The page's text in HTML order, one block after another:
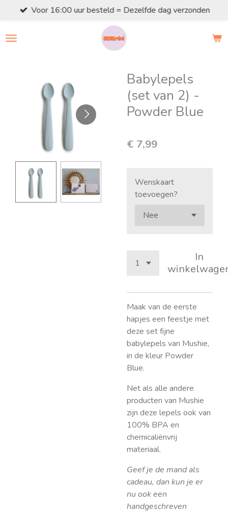
naar
Voor 16:00 uur besteld = Dezelfde dag verzonden
Babylepels
(set van 2) -
Powder Blue
€ 7,99
Wenskaart
toevoegen?
In
Maak van de eerste
hapjes een feestje met
deze set fijne
babylepels van Mushie,
in de kleur Powder
Blue.
Net als alle andere
producten van Mushie
zijn deze lepels ook van
100% BPA en
chemicaliënvrij
materiaal.
Geef je de mand als
cadeau, dan kun je er
nu ook een
handgeschreven